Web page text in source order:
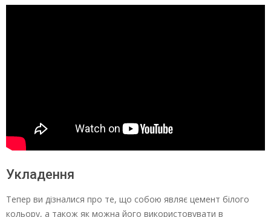
Укладення
Тепер ви дізналися про те, що собою являє цемент білого
кольору, а також як можна його використовувати в